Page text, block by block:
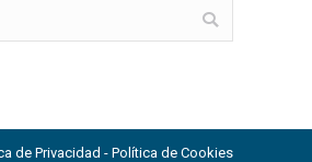
de Privacidad - Política de Cookies